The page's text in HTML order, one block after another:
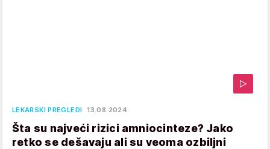
LEKARSKI PREGLEDI 13.08.2024.
Šta su najveći rizici amniocinteze? Jako
retko se dešavaju ali su veoma ozbiljni